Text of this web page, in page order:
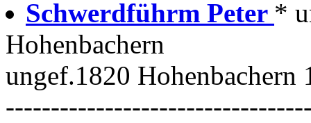
Schwerdführm Peter *
Hohenbachern
ungef.1820 Hohenbachern